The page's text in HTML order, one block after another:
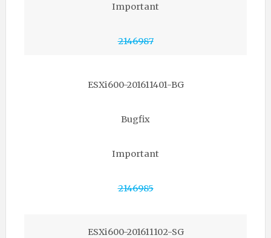
Important
2146987
ESXi600-201611401-BG
Bugfix
Important
2146985
ESXi600-201611102-SG